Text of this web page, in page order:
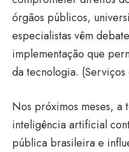
órgãos públicos,
especialistas vêm
implementação que
da tecnologia. (
Nos próximos meses, a
inteligência artificial
pública brasileira e